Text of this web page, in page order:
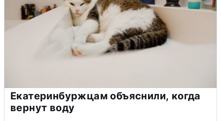
Екатеринбуржцам объяснили, когда
вернут воду